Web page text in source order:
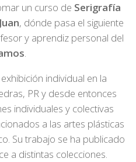
un curso de Serigrafía
, dónde pasa el siguiente
y aprendiz personal del
.
individual en la
PR y desde entonces
individuales y colectivas
a las artes plásticas
Su trabajo se ha publicado
a distintas colecciones.